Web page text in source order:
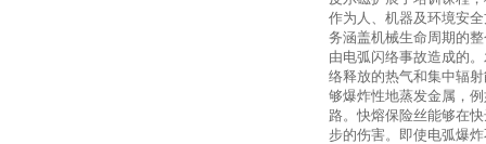
作为人、机器及环境安
务涵盖机械生命周期的
由电弧闪络事故造成的
络释放的热气和集中辐
够爆炸性地蒸发金属，
路。快熔保险丝能够在
步的伤害。即使电弧爆